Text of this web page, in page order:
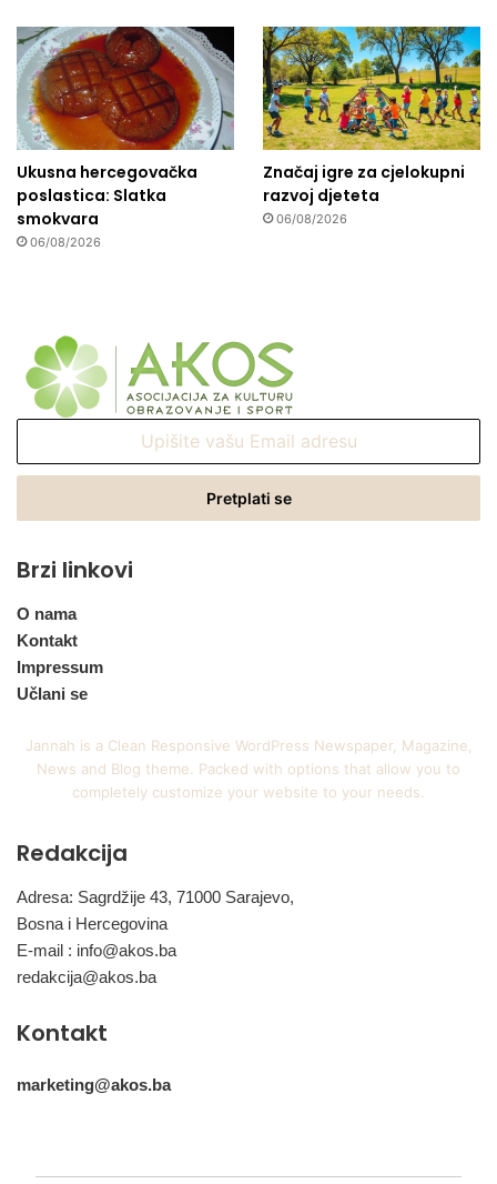
Ukusna hercegovačka
poslastica: Slatka
smokvara
06/08/2026
Značaj igre za cjelokupni
razvoj djeteta
06/08/2026
Email
Brzi linkovi
O nama
Kontakt
Impressum
Učlani se
Jannah is a Clean Responsive WordPress Newspaper, Magazine,
News and Blog theme. Packed with options that allow you to
completely customize your website to your needs.
Redakcija
Adresa: Sagrdžije 43, 71000 Sarajevo,
Bosna i Hercegovina
E-mail : info@akos.ba
redakcija@akos.ba
Kontakt
marketing@akos.ba